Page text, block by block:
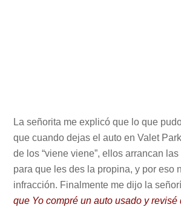
La señorita me explicó que lo que
que cuando dejas el auto en Valet
de los “viene viene”, ellos arrancan
para que les des la propina, y por eso
infracción. Finalmente me dijo la
que Yo compré un auto usado y revisé